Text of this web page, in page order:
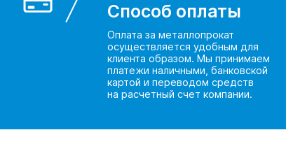
Способ оплаты
Оплата за металлопрокат
осуществляется удобным для
клиента образом. Мы принимаем
платежи наличными, банковской
картой и переводом средств
на расчетный счет компании.